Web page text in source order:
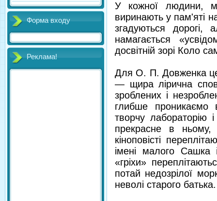
Форма входу
Реклама!
У кожної людини,
виринають у пам'яті
згадуються
намагається
досвітній зорі Коло
Для О. П. Довженка це
— щира лірична
зроблених і
глибше проникаємо
творчу лабораторію
прекрасне в
кіноповісті
імені малого Сашка
«гріхи»
потай недозрілої
неволі старого батька.